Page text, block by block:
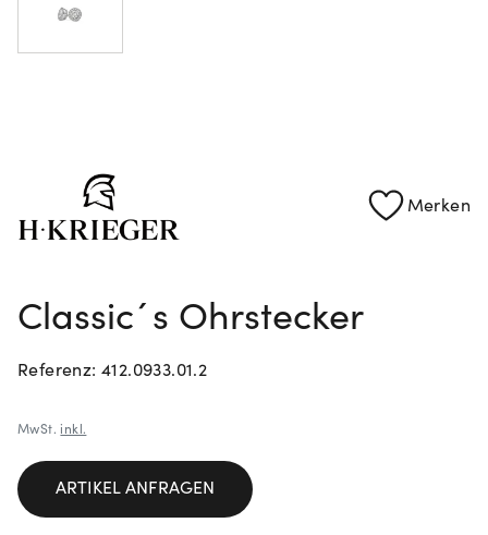
Merken
Classic´s Ohrstecker
Referenz: 412.0933.01.2
MwSt. inkl.
ARTIKEL ANFRAGEN